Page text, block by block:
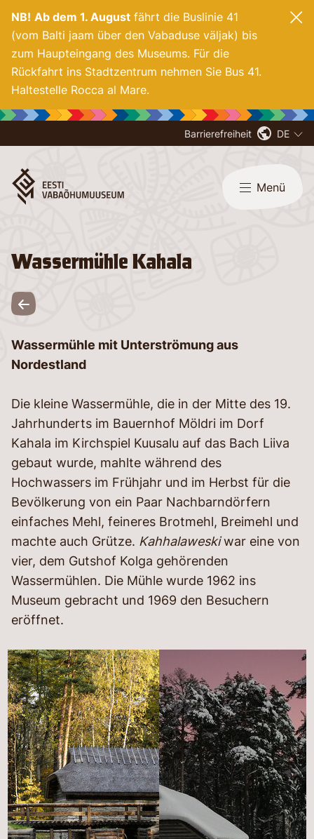
NB! Ab dem 1. August fährt die Buslinie 41
(vom Balti jaam über den Vabaduse väljak) bis
zum Haupteingang des Museums. Für die
Rückfahrt ins Stadtzentrum nehmen Sie Bus 41.
Haltestelle Rocca al Mare.
Barrierefreiheit DE
Menü
Wassermühle Kahala
Wassermühle mit Unterströmung aus
Nordestland
Die kleine Wassermühle, die in der Mitte des 19.
Jahrhunderts im Bauernhof Möldri im Dorf
Kahala im Kirchspiel Kuusalu auf das Bach Liiva
gebaut wurde, mahlte während des
Hochwassers im Frühjahr und im Herbst für die
Bevölkerung von ein Paar Nachbarndörfern
einfaches Mehl, feineres Brotmehl, Breimehl und
machte auch Grütze. Kahhalaweskiwar eine von
vier, dem Gutshof Kolga gehörenden
Wassermühlen. Die Mühle wurde 1962 ins
Museum gebracht und 1969 den Besuchern
eröffnet.